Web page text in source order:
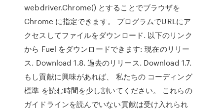
webdriver.Chrome() とすることでブラウザを
Chrome に指定できます。 プログラムでURLにア
クセスしてファイルをダウンロード. 以下のリンク
から Fuel をダウンロードできます: 現在のリリー
ス. Download 1.8. 過去のリリース. Download 1.7.
もし貢献に興味があれば、 私たちの コーディング
標準 を読む時間を少し割いてください。 これらの
ガイドラインを読んでいない貢献は受け入れられ